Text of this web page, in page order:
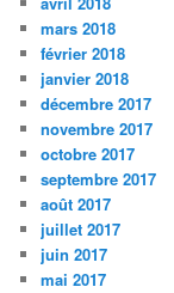
mars 2018
février 2018
janvier 2018
décembre 2017
novembre 2017
octobre 2017
septembre 2017
août 2017
juillet 2017
juin 2017
mai 2017